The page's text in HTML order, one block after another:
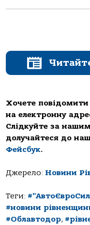
Хочете
на електронну
Слідкуйте за
долучайтеся до
Фейсбук.
Джерело: Новини
Теги:
#новини
#Облавтодор,